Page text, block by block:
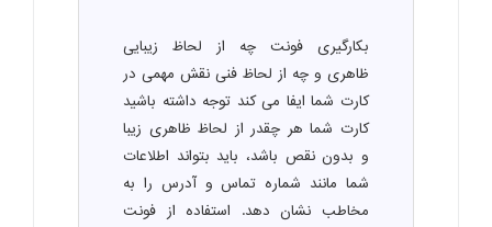
بکارگیری فونت چه از لحاظ زیبایی
ظاهری و چه از لحاظ فنی نقش مهمی در
کارت شما ایفا می کند توجه داشته باشید
کارت شما هر چقدر از لحاظ ظاهری زیبا
و بدون نقص باشد، باید بتواند اطلاعات
شما مانند شماره تماس و آدرس را به
مخاطب نشان دهد. استفاده از فونت